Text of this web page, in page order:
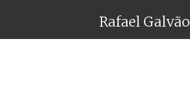
Rafael Galvão